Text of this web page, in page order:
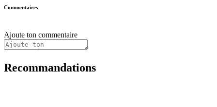
Commentaires
Ajoute ton commentaire
Recommandations